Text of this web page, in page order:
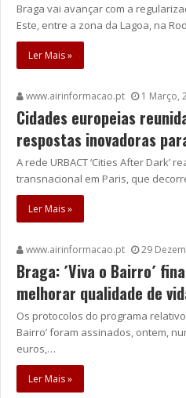
Braga vai avançar com a
Este, entre a zona da Lagoa, na
Ler Mais »
www.airinformacao.pt 1 Março,
Cidades europeias
respostas inovadoras
A rede URBACT ‘Cities After Dark’
transnacional em Paris, que
Ler Mais »
www.airinformacao.pt 29
Braga: ´Viva o Bairro´
melhorar qualidade de
Os protocolos do programa
Bairro’ foram assinados, ontem,
euros,…
Ler Mais »